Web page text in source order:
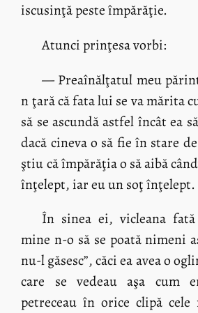
iscusinţă peste împărăţie.
Atunci prinţesa vorbi:
— Preaînălţatul meu
n ţară că fata lui se va mărita
să se ascundă astfel încât ea
dacă cineva o să fie în stare
ştiu că împărăţia o să aibă
înţelept, iar eu un soţ înţelept.
În sinea ei, vicleana fată
mine n-o să se poată nimeni
nu-l găsesc”, căci ea avea o
care se vedeau aşa cum
petreceau în orice clipă cele